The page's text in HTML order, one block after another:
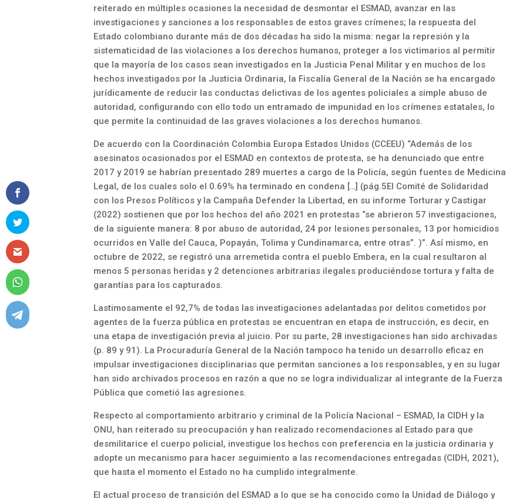
reiterado en múltiples ocasiones la necesidad de desmontar el ESMAD, avanzar en las
investigaciones y sanciones a los responsables de estos graves crímenes; la respuesta del
Estado colombiano durante más de dos décadas ha sido la misma: negar la represión y la
sistematicidad de las violaciones a los derechos humanos, proteger a los victimarios al permitir
que la mayoría de los casos sean investigados en la Justicia Penal Militar y en muchos de los
hechos investigados por la Justicia Ordinaria, la Fiscalía General de la Nación se ha encargado
jurídicamente de reducir las conductas delictivas de los agentes policiales a simple abuso de
autoridad, configurando con ello todo un entramado de impunidad en los crímenes estatales, lo
que permite la continuidad de las graves violaciones a los derechos humanos.
De acuerdo con la Coordinación Colombia Europa Estados Unidos (CCEEU) “Además de los
asesinatos ocasionados por el ESMAD en contextos de protesta, se ha denunciado que entre
2017 y 2019 se habrían presentado 289 muertes a cargo de la Policía, según fuentes de Medicina
Legal, de los cuales solo el 0.69% ha terminado en condena […] (pág.5El Comité de Solidaridad
con los Presos Políticos y la Campaña Defender la Libertad, en su informe Torturar y Castigar
(2022) sostienen que por los hechos del año 2021 en protestas “se abrieron 57 investigaciones,
de la siguiente manera: 8 por abuso de autoridad, 24 por lesiones personales, 13 por homicidios
ocurridos en Valle del Cauca, Popayán, Tolima y Cundinamarca, entre otras”. )”. Así mismo, en
octubre de 2022, se registró una arremetida contra el pueblo Embera, en la cual resultaron al
menos 5 personas heridas y 2 detenciones arbitrarias ilegales produciéndose tortura y falta de
garantías para los capturados.
Lastimosamente el 92,7% de todas las investigaciones adelantadas por delitos cometidos por
agentes de la fuerza pública en protestas se encuentran en etapa de instrucción, es decir, en
una etapa de investigación previa al juicio. Por su parte, 28 investigaciones han sido archivadas
(p. 89 y 91). La Procuraduría General de la Nación tampoco ha tenido un desarrollo eficaz en
impulsar investigaciones disciplinarias que permitan sanciones a los responsables, y en su lugar
han sido archivados procesos en razón a que no se logra individualizar al integrante de la Fuerza
Pública que cometió las agresiones.
Respecto al comportamiento arbitrario y criminal de la Policía Nacional – ESMAD, la CIDH y la
ONU, han reiterado su preocupación y han realizado recomendaciones al Estado para que
desmilitarice el cuerpo policial, investigue los hechos con preferencia en la justicia ordinaria y
adopte un mecanismo para hacer seguimiento a las recomendaciones entregadas (CIDH, 2021),
que hasta el momento el Estado no ha cumplido integralmente.
El actual proceso de transición del ESMAD a lo que se ha conocido como la Unidad de Diálogo y